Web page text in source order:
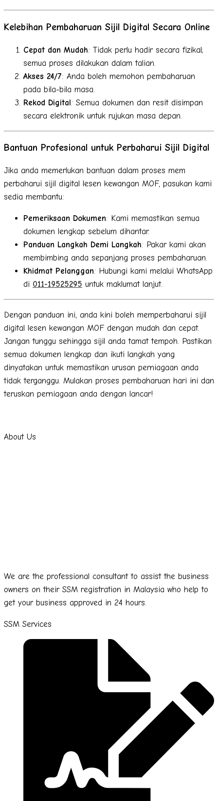
Kelebihan Pembaharuan Sijil Digital Secara Online
Cepat dan Mudah: Tidak perlu hadir secara fizikal;
semua proses dilakukan dalam talian.
Akses 24/7: Anda boleh memohon pembaharuan
pada bila-bila masa.
Rekod Digital: Semua dokumen dan resit disimpan
secara elektronik untuk rujukan masa depan.
Bantuan Profesional untuk Perbaharui Sijil Digital
Jika anda memerlukan bantuan dalam proses mem
perbaharui sijil digital lesen kewangan MOF, pasukan kami
sedia membantu:
Pemeriksaan Dokumen: Kami memastikan semua
dokumen lengkap sebelum dihantar.
Panduan Langkah Demi Langkah: Pakar kami akan
membimbing anda sepanjang proses pembaharuan.
Khidmat Pelanggan: Hubungi kami melalui WhatsApp
di 011-19525295 untuk maklumat lanjut.
Dengan panduan ini, anda kini boleh memperbaharui sijil
digital lesen kewangan MOF dengan mudah dan cepat.
Jangan tunggu sehingga sijil anda tamat tempoh. Pastikan
semua dokumen lengkap dan ikuti langkah yang
dinyatakan untuk memastikan urusan perniagaan anda
tidak terganggu. Mulakan proses pembaharuan hari ini dan
teruskan perniagaan anda dengan lancar!
About Us
We are the professional consultant to assist the business
owners on their SSM registration in Malaysia who help to
get your business approved in 24 hours.
SSM Services